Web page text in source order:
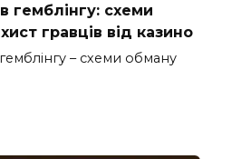
гемблінгу: схеми
гравців від казино
– схеми обману